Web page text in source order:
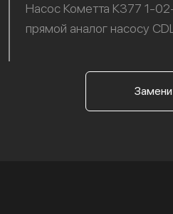
Насос Кометта К377 1-
прямой аналог насосу